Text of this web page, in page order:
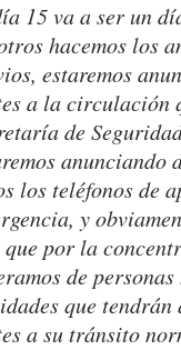
15 va a ser un
hacemos los
estaremos
a la circulación
de
anunciando
los teléfonos de
y
por la
de
que tendrán
a su tránsito